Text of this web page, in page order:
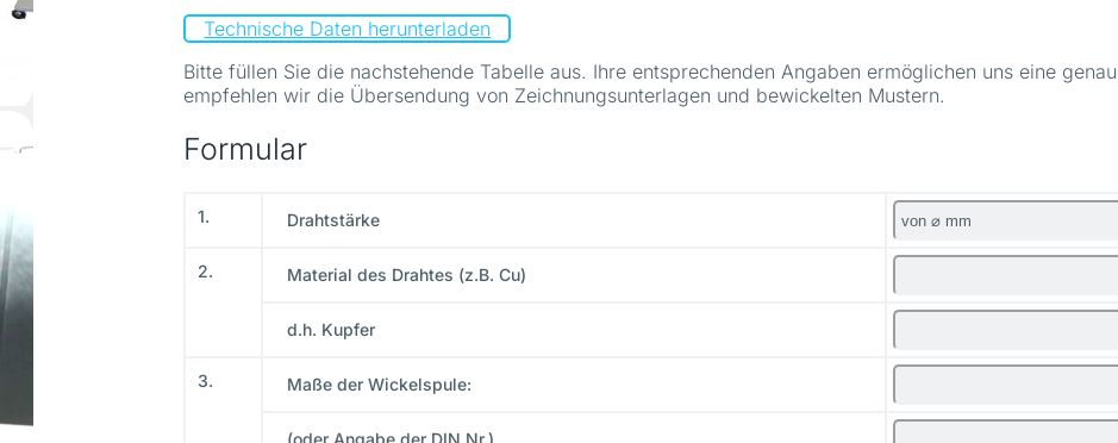
Technische Daten herunterladen
Bitte füllen Sie die nachstehende Tabelle aus. Ihre entsprechenden Angaben ermöglichen uns eine
empfehlen wir die Übersendung von Zeichnungsunterlagen und bewickelten Mustern.
Formular
1. Drahtstärke
2. Material des Drahtes (z.B. Cu)
d.h. Kupfer
3. Maße der Wickelspule:
(oder Angabe der DIN Nr.)